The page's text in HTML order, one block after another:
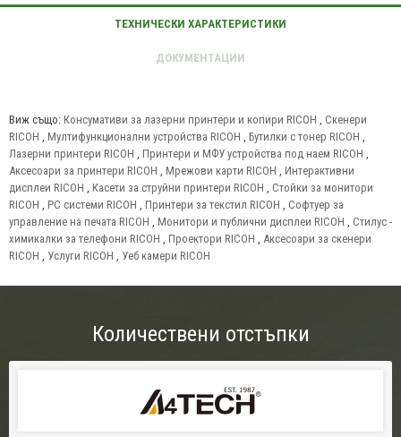
Виж също: Консумативи за лазерни принтери и копири RICOH
Скенери
RICOH
Мултифункционални устройства RICOH Бутилки с тонер RICOH
Лазерни принтери RICOH
Принтери и МФУ устройства под наем RICOH
Аксесоари за принтери RICOH
Мрежови карти RICOH
Интерактивни
дисплеи RICOH
Касети за струйни принтери RICOH
Стойки за монитори
RICOH
PC системи RICOH Принтери за текстил RICOH
Софтуер за
управление на печата RICOH
Монитори и публични дисплеи RICOH
Стилус -
химикалки за телефони RICOH
Проектори RICOH
Аксесоари за скенери
RICOH
Услуги RICOH Уеб камери RICOH
Количествени отстъпки